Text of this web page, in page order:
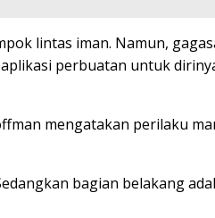
lintas iman. Namun,
perbuatan untuk
mengatakan perilaku
bagian belakang